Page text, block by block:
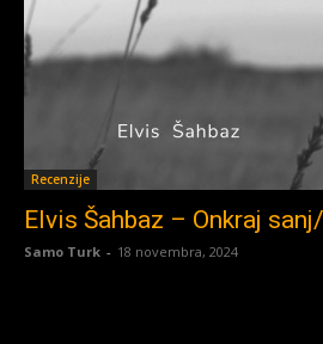
Recenzije
Elvis Šahbaz – Onkraj
Samo Turk - 18 novembra, 2024